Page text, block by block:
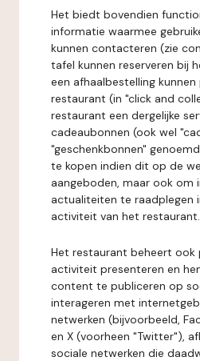
Het biedt bovendien
informatie waarmee
kunnen contacteren (zie
tafel kunnen reserveren bij
een afhaalbestelling
restaurant (in "click and
restaurant een dergelijke
cadeaubonnen (ook wel
"geschenkbonnen"
te kopen indien dit op de
aangeboden, maar ook om
actualiteiten te raadplegen
activiteit van het restaurant.
Het restaurant beheert ook
activiteit presenteren en
content te publiceren op
interageren met
netwerken (bijvoorbeeld,
en X (voorheen "Twitter"),
sociale netwerken die